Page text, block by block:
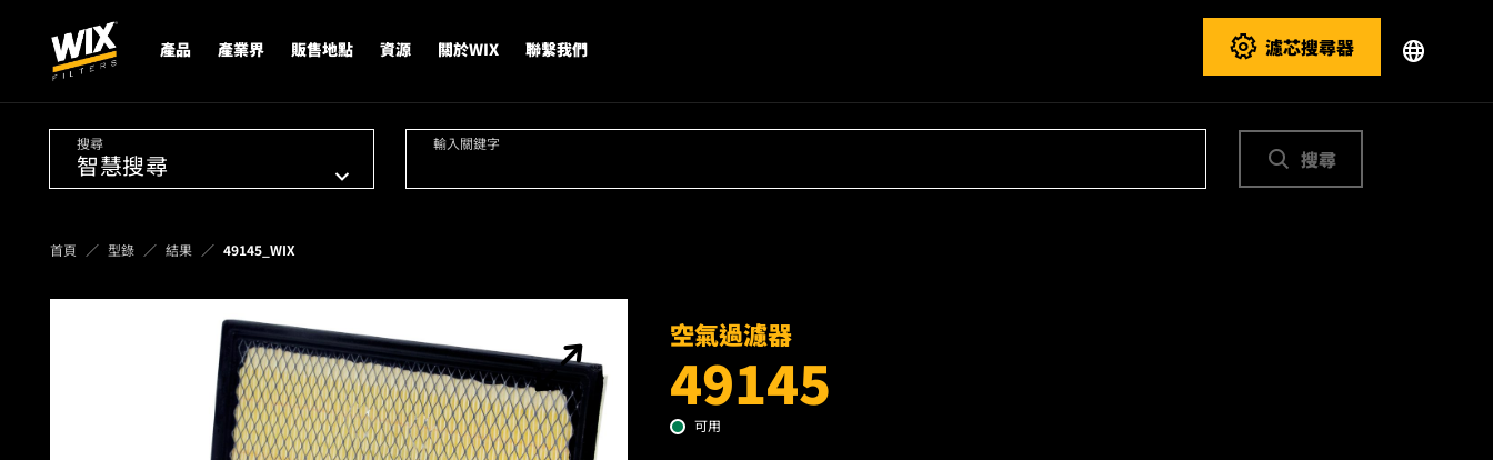
產品 產業界 販售地點 資源 關於WIX 聯繫我們 濾芯搜尋器
搜尋 輸入關鍵字
搜尋
首頁 型錄 結果 49145_WIX
空氣過濾器
49145
可用